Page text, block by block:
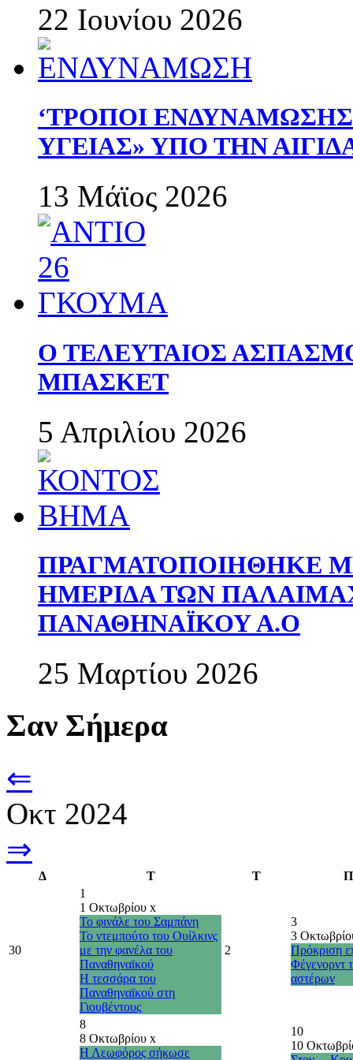
22 Ιουνίου 2026
‘ΤΡΟΠΟΙ
ΥΓΕΙΑΣ» ΥΠΟ ΤΗΝ
13 Μάϊος 2026
Ο ΤΕΛΕΥΤΑΙΟΣ
ΜΠΑΣΚΕΤ
5 Απριλίου 2026
ΠΡΑΓΜΑΤΟΠΟΙΗΘΗΚΕ
ΗΜΕΡΙΔΑ ΤΩΝ
ΠΑΝΑΘΗΝΑΪΚΟΥ Α.Ο
25 Μαρτίου 2026
Σαν Σήμερα
⇐
Οκτ 2024
⇒
Δ Τ Τ Π
30
1
1 Οκτωβρίου x
Το φινάλε του Σαμπάνη
Το ντεμπούτο του Ουίλκινς
με την φανέλα του
Παναθηναϊκού
Η τεσσάρα του
Παναθηναϊκού στη
Γιουβέντους
2
3
3
Πρόκριση
Φέγενορντ
αστέρων
8
8 Οκτωβρίου x
Η Λεωφόρος σήκωσε
10
10